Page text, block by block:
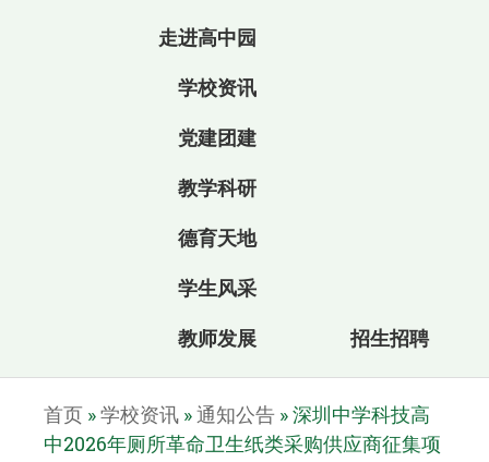
走进高中园
学校资讯
党建团建
教学科研
德育天地
学生风采
教师发展 招生招聘
首页 »学校资讯 »通知公告 »深圳中学科技高
中2026年厕所革命卫生纸类采购供应商征集项